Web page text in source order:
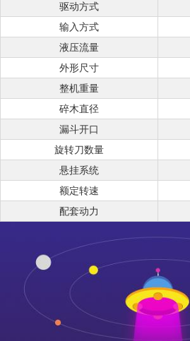
驱动方式
输入方式
液压流量
外形尺寸
整机重量
碎木直径
漏斗开口
旋转刀数量
悬挂系统
额定转速
配套动力